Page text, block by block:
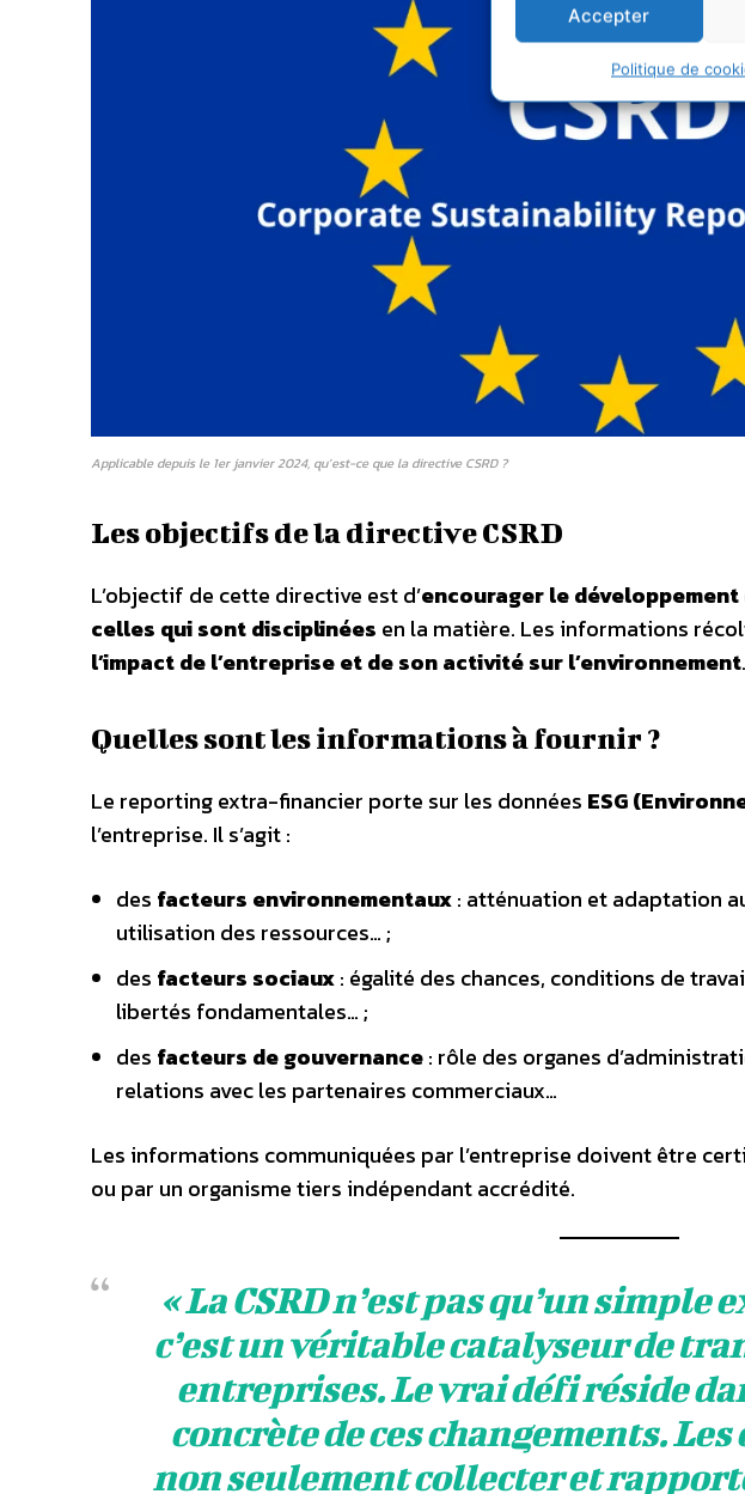
Accepter
Politique de
Applicable depuis le 1er janvier 2024, qu’est-ce que la directive CSRD ?
Les objectifs de la directive CSRD
L’objectif de cette directive est d’encourager le
celles qui sont disciplinées en la matière. Les informations
l’impact de l’entreprise et de son activité sur l’environnement.
Quelles sont les informations à fournir ?
Le reporting extra-financier porte sur les données ESG
l’entreprise. Il s’agit :
des facteurs environnementaux: atténuation et adaptation
utilisation des ressources… ;
des facteurs sociaux: égalité des chances, conditions de
libertés fondamentales… ;
des facteurs de gouvernance: rôle des organes
relations avec les partenaires commerciaux…
Les informations communiquées par l’entreprise doivent être
ou par un organisme tiers indépendant accrédité.
«La CSRD n’est pas qu’un simple
c’est un véritable catalyseur de
entreprises. Le vrai défi réside
concrète de ces changements.
non seulement collecter et